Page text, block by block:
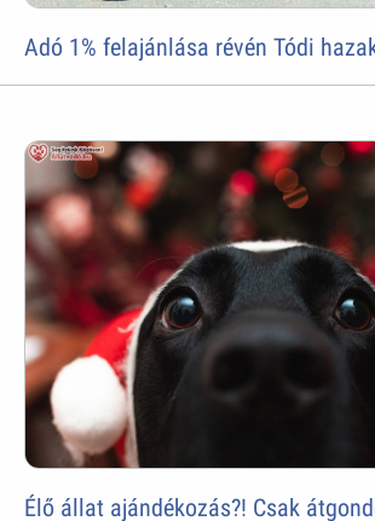
Adó 1% felajánlása révén Tódi
Élő állat ajándékozás?! Csak